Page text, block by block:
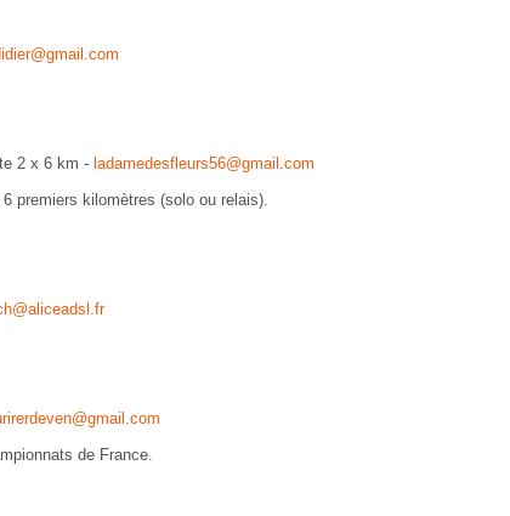
2 x 6 km - ladamedesfleurs56@gmail.com
premiers kilomètres (solo ou relais).
de France.